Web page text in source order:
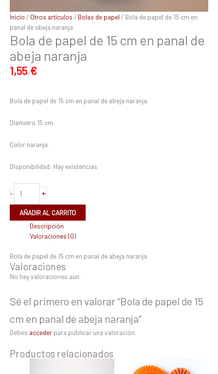
Inicio / Otros artículos / Bolas de papel / Bola de papel de 15 cm en
panal de abeja naranja
Bola de papel de 15 cm en panal de
abeja naranja
1,55 €
Bola de papel de 15 cm en panal de abeja naranja.
Diametro 15 cm.
Color naranja.
Disponibilidad: Hay existencias
- +
AÑADIR AL CARRITO
Descripción
Valoraciones (0)
Bola de papel de 15 cm en panal de abeja naranja
Valoraciones
No hay valoraciones aún.
Sé el primero en valorar “Bola de papel de 15
cm en panal de abeja naranja”
Debes acceder para publicar una valoración.
Productos relacionados